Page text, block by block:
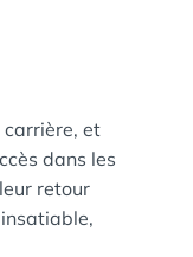
carrière, et
dans les
retour